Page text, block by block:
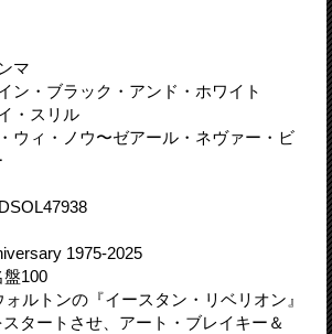
マ
ン・ブラック・アンド・ホワイト
・スリル
ウィ・ノウ〜ゼアール・ネヴァー・ビ
1975-2025
100
ルトンの『イースタン・リベリオン』
タートさせ、アート・ブレイキー＆